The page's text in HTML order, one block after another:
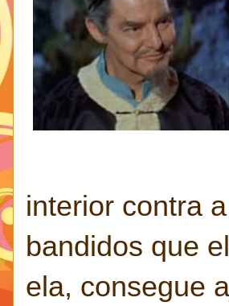
interior contra
bandidos que
ela, consegue